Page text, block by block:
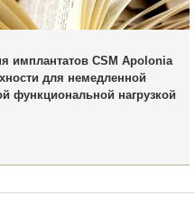
имплантатов CSM Apolonia
для немедленной
функциональной нагрузкой